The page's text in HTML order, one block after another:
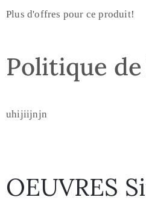
Plus d'offres pour ce produit!
Politique
uhijiijnjn
OEUVRES